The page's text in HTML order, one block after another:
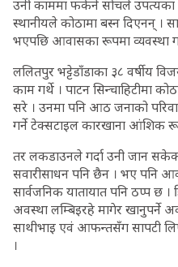
उनी काममा फर्कने सोचले उपत्यका
स्थानीयले कोठामा बस्न दिएनन् ।
भएपछि आवासका रूपमा व्यवस्था
ललितपुर भट्टेडाँडाका ३८ वर्षीय
काम गर्थे । पाटन सिन्चाहिटीमा
सरे । उनमा पनि आठ जनाको
गर्ने टेक्सटाइल कारखाना आंशिक
तर लकडाउनले गर्दा उनी जान
सवारीसाधन पनि छैन । भए पनि
सार्वजनिक यातायात पनि ठप्प छ
अवस्था लम्बिइरहे मागेर खानुपर्ने
साथीभाइ एवं आफन्तसँग सापटी
।